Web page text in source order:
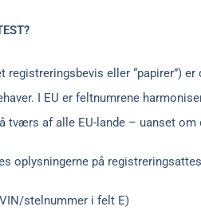
registreringsbevis eller “papirer”)
I EU er feltnumrene
tværs af alle EU-lande – uanset
oplysningerne på
stelnummer i felt E)